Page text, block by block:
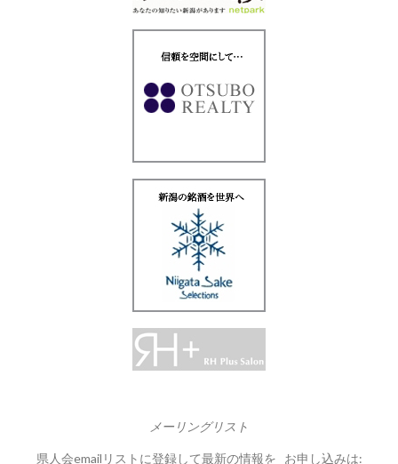
メーリングリスト
県人会emailリストに登録して最新の情報を お申し込みは: